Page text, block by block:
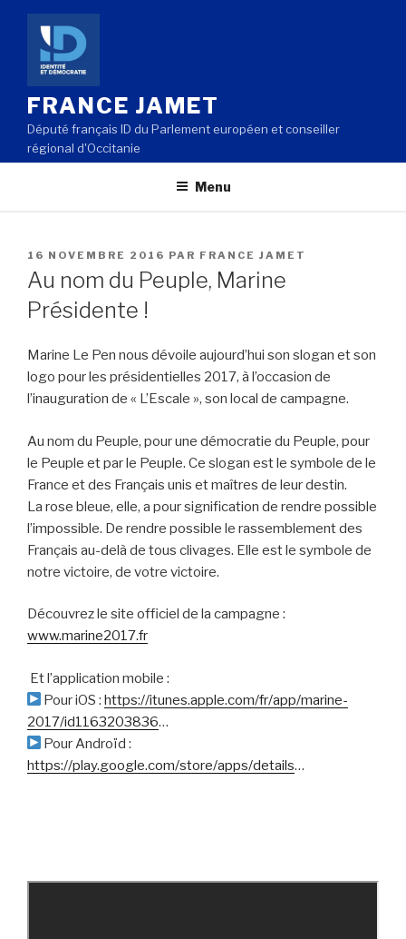
Aller
contenu
principal
FRANCE JAMET
Député français ID du Parlement européen et conseiller
régional d'Occitanie
Menu
PUBLIÉ
LE
16 NOVEMBRE 2016 PAR FRANCE JAMET
Au nom du Peuple, Marine
Présidente !
Marine Le Pen nous dévoile aujourd’hui son slogan et son
logo pour les présidentielles 2017, à l’occasion de
l’inauguration de « L’Escale », son local de campagne.
Au nom du Peuple, pour une démocratie du Peuple, pour
le Peuple et par le Peuple. Ce slogan est le symbole de le
France et des Français unis et maîtres de leur destin.
La rose bleue, elle, a pour signification de rendre possible
l’impossible. De rendre possible le rassemblement des
Français au-delà de tous clivages. Elle est le symbole de
notre victoire, de votre victoire.
Découvrez le site officiel de la campagne :
www.marine2017.fr
Et l’application mobile :
Pour iOS : https://itunes.apple.com/fr/app/marine-
2017/id1163203836…
Pour Androïd :
https://play.google.com/store/apps/details…